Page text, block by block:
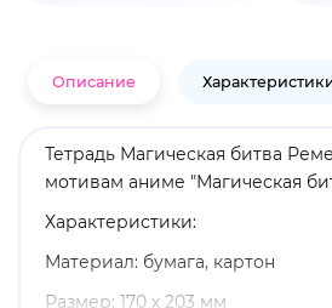
Описание
Тетрадь Магическая битва
мотивам аниме "Магическая
Характеристики:
Материал: бумага, картон
Размер: 170 х 203 мм